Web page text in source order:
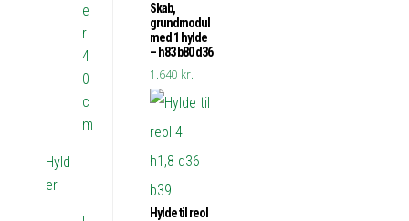
Skab,
grundmodul
med 1 hylde
– h83 b80 d36
1.640 kr.
Hylde til reol
e
r
4
0
c
m
Hyld
er